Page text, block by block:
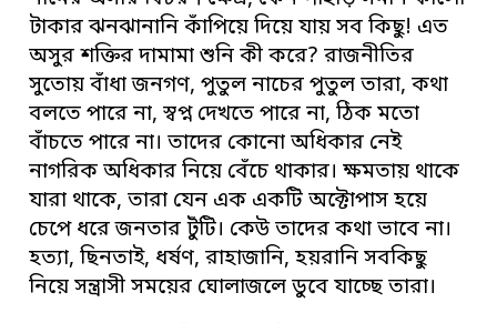
টাকার ঝনঝানানি কাঁপিয়ে দিয়ে যায় সব কিছু! এত
অসুর শক্তির দামামা শুনি কী করে? রাজনীতির
সুতোয় বাঁধা জনগণ, পুতুল নাচের পুতুল তারা, কথা
বলতে পারে না, স্বপ্ন দেখতে পারে না, ঠিক মতো
বাঁচতে পারে না। তাদের কোনো অধিকার নেই
নাগরিক অধিকার নিয়ে বেঁচে থাকার। ক্ষমতায় থাকে
যারা থাকে, তারা যেন এক একটি অক্টোপাস হয়ে
চেপে ধরে জনতার টুঁটি। কেউ তাদের কথা ভাবে না।
হত্যা, ছিনতাই, ধর্ষণ, রাহাজানি, হয়রানি সবকিছু
নিয়ে সন্ত্রাসী সময়ের ঘোলাজলে ডুবে যাচ্ছে তারা।